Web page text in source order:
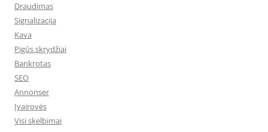
Draudimas
Signalizacija
Kava
Pigūs skrydžiai
Bankrotas
SEO
Annonser
Įvairovės
Visi skelbimai